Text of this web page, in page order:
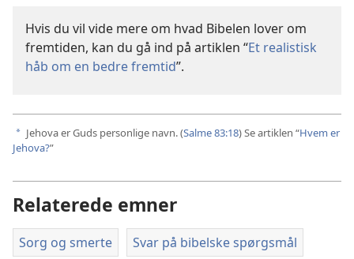
Hvis du vil vide mere om hvad Bibelen lover om
fremtiden, kan du gå ind på artiklen “Et realistisk
håb om en bedre fremtid”.
a Jehova er Guds personlige navn. (Salme 83:18) Se artiklen “Hvem er
Jehova?”
Relaterede emner
Sorg og smerte Svar på bibelske spørgsmål